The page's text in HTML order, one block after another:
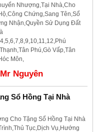
Nhượng,Tại Nhà,Cho
Chứng,Sang Tên,Sổ
Nhận,Quyền Sử Dụng Đất
Phú,Gò Vấp,Tân
Môn,
Nguyên
Sổ Hồng Tại Nhà
Cho Tặng Sổ Hồng Tại Nhà
Tục,Dịch Vụ,Hướng